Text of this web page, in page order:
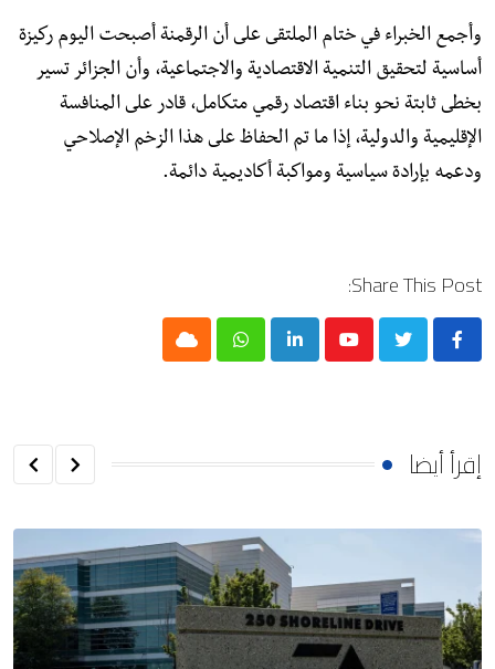
وأجمع الخبراء في ختام الملتقى على أن الرقمنة أصبحت اليوم ركيزة
أساسية لتحقيق التنمية الاقتصادية والاجتماعية، وأن الجزائر تسير
بخطى ثابتة نحو بناء اقتصاد رقمي متكامل، قادر على المنافسة
الإقليمية والدولية، إذا ما تم الحفاظ على هذا الزخم الإصلاحي
ودعمه بإرادة سياسية ومواكبة أكاديمية دائمة.
Share This Post:
Youtube
LinkedIn
Whatsapp
Cloud
إقرأ أيضا